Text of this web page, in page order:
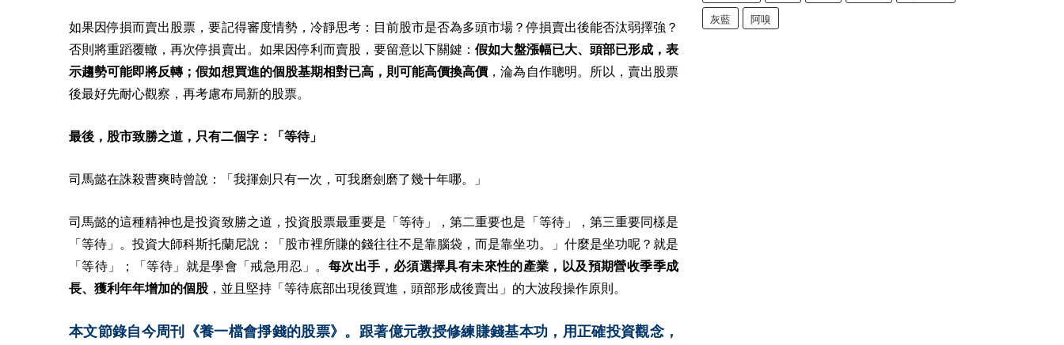
如果因停損而賣出股票，要記得審度情勢，冷靜思考：目前股市是否為多頭市場？停損賣出後能否汰弱擇強？
否則將重蹈覆轍，再次停損賣出。如果因停利而賣股，要留意以下關鍵：假如大盤漲幅已大、頭部已形成，表
示趨勢可能即將反轉；假如想買進的個股基期相對已高，則可能高價換高價 ，淪為自作聰明。所以，賣出股票
後最好先耐心觀察，再考慮布局新的股票。
最後，股市致勝之道，只有二個字：「等待」
司馬懿在誅殺曹爽時曾說：「我揮劍只有一次，可我磨劍磨了幾十年哪。」
司馬懿的這種精神也是投資致勝之道，投資股票最重要是「等待」，第二重要也是「等待」，第三重要同樣是
「等待」。投資大師科斯托蘭尼說：「股市裡所賺的錢往往不是靠腦袋，而是靠坐功。」什麼是坐功呢？就是
「等待」；「等待」就是學會「戒急用忍」。 每次出手，必須選擇具有未來性的產業，以及預期營收季季成
長、獲利年年增加的個股 ，並且堅持「等待底部出現後買進，頭部形成後賣出」的大波段操作原則。
本文節錄自今周刊《養一檔會掙錢的股票》。跟著億元教授修練賺錢基本功，用正確投資觀念，
灰藍 阿嗅